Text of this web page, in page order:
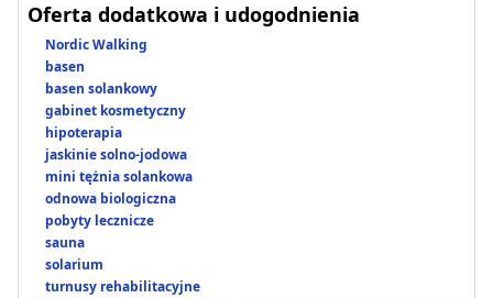
Oferta dodatkowa i udogodnienia
Nordic Walking
basen
basen solankowy
gabinet kosmetyczny
hipoterapia
jaskinie solno-jodowa
mini tężnia solankowa
odnowa biologiczna
pobyty lecznicze
sauna
solarium
turnusy rehabilitacyjne